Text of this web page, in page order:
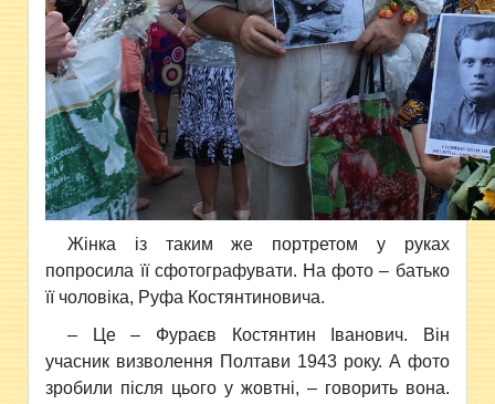
Жінка із таким же портретом у руках
попросила її сфотографувати. На фото – батько
її чоловіка, Руфа Костянтиновича.
– Це – Фураєв Костянтин Іванович. Він
учасник визволення Полтави 1943 року. А фото
зробили після цього у жовтні, – говорить вона.